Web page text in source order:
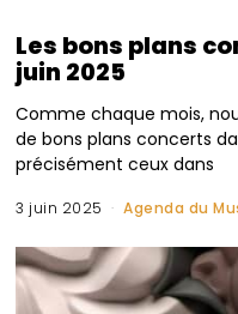
Les bons plans
juin 2025
Comme chaque mois,
de bons plans concerts
précisément ceux dans
3 juin 2025 Agenda du